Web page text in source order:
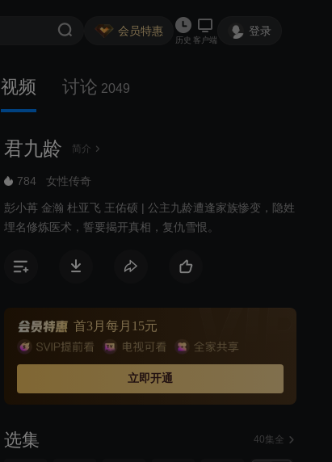
会员特惠
历史 客户端
登录
视频 讨论 2049
君九龄 简介
784 女性传奇
彭小苒 金瀚 杜亚飞 王佑硕 | 公主九龄遭逢家族惨变，隐姓
埋名修炼医术，誓要揭开真相，复仇雪恨。
首3月每月15元
立即开通
选集 40集全